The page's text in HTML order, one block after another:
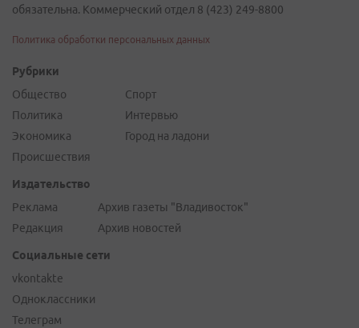
обязательна. Коммерческий отдел 8 (423) 249-8800
Политика обработки персональных данных
Рубрики
Общество
Политика
Экономика
Происшествия
Спорт
Интервью
Город на ладони
Издательство
Реклама
Редакция
Архив газеты "Владивосток"
Архив новостей
Социальные сети
vkontakte
Одноклассники
Телеграм